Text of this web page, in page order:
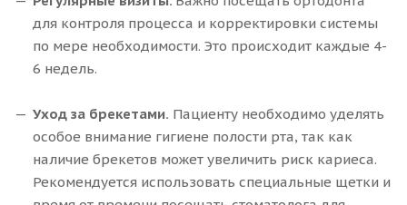
для контроля процесса и корректировки системы
по мере необходимости. Это происходит каждые 4-
6 недель.
Уход за брекетами. Пациенту необходимо уделять
особое внимание гигиене полости рта, так как
наличие брекетов может увеличить риск кариеса.
Рекомендуется использовать специальные щетки и